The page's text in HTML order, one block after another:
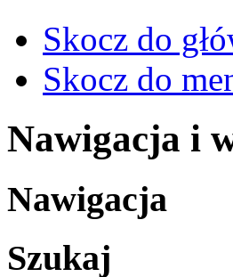
Skocz do
Skocz do
Nawigacja i
Nawigacja
Szukaj